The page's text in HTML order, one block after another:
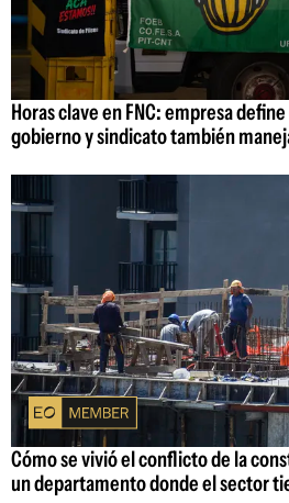
Horas clave en FNC: empresa
gobierno y sindicato también
Cómo se vivió el conflicto de la
un departamento donde el sector